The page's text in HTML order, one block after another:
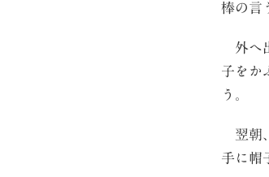
棒の言
外へ
子をか
う。
翌朝
手に帽